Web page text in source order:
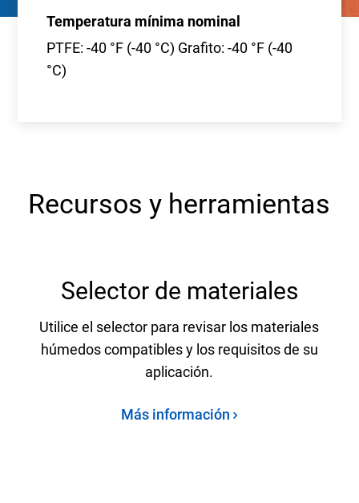
Temperatura mínima nominal
PTFE: -40 °F (-40 °C) Grafito: -40 °F (-40
°C)
Recursos y herramientas
Selector de materiales
Utilice el selector para revisar los materiales
húmedos compatibles y los requisitos de su
aplicación.
Más información